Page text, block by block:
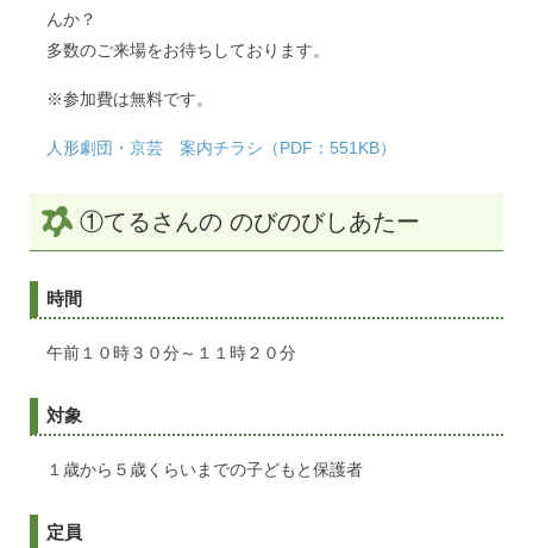
んか？
多数のご来場をお待ちしております。
※参加費は無料です。
人形劇団・京芸 案内チラシ（PDF：551KB）
①てるさんの のびのびしあたー
時間
午前１０時３０分～１１時２０分
対象
１歳から５歳くらいまでの子どもと保護者
定員